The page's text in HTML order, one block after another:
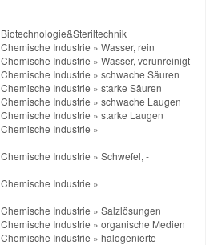
Biotechnologie&Steriltechnik
Chemische Industrie » Wasser, rein
Chemische Industrie » Wasser, verunreinigt
Chemische Industrie » schwache Säuren
Chemische Industrie » starke Säuren
Chemische Industrie » schwache Laugen
Chemische Industrie » starke Laugen
Chemische Industrie »
Chemische Industrie » Schwefel, -
Chemische Industrie »
Chemische Industrie » Salzlösungen
Chemische Industrie » organische Medien
Chemische Industrie » halogenierte